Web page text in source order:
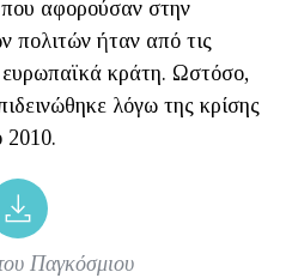
που αφορούσαν στην
πολιτών ήταν από τις
κράτη. Ωστόσο,
λόγω της κρίσης
2010.
Παγκόσμιου